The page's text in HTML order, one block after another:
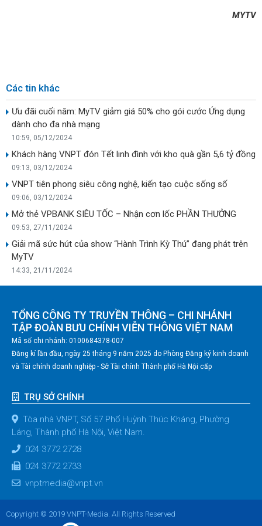
MYTV
Các tin khác
Ưu đãi cuối năm: MyTV giảm giá 50% cho gói cước Ứng dụng
dành cho đa nhà mạng
10:59, 05/12/2024
Khách hàng VNPT đón Tết linh đình với kho quà gần 5,6 tỷ đồng
09:13, 03/12/2024
VNPT tiên phong siêu công nghệ, kiến tạo cuộc sống số
09:06, 03/12/2024
Mở thẻ VPBANK SIÊU TỐC – Nhận cơn lốc PHẦN THƯỞNG
09:53, 27/11/2024
Giải mã sức hút của show “Hành Trình Kỳ Thú” đang phát trên
MyTV
14:33, 21/11/2024
TỔNG CÔNG TY TRUYỀN THÔNG – CHI NHÁNH
TẬP ĐOÀN BƯU CHÍNH VIỄN THÔNG VIỆT NAM
Mã số chi nhánh: 0100684378-007
Đăng kí lần đầu, ngày 25 tháng 9 năm 2025 do Phòng Đăng ký kinh doanh
và Tài chính doanh nghiệp - Sở Tài chính Thành phố Hà Nội cấp
TRỤ SỞ CHÍNH
Tòa nhà VNPT, Số 57 Phố Huỳnh Thúc Kháng, Phường
Láng, Thành phố Hà Nội, Việt Nam.
024 3772 2728
024 3772 2733
vnptmedia@vnpt.vn
Copyright © 2019 VNPT-Media. All Rights Reserved